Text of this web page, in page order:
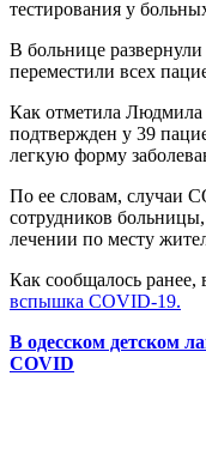
тестирования у
В больнице
переместили всех
Как отметила Людмила
подтвержден у 39
легкую форму
По ее словам, случаи
сотрудников
лечении по месту
Как сообщалось
вспышка COVID-19.
В одесском детском
COVID